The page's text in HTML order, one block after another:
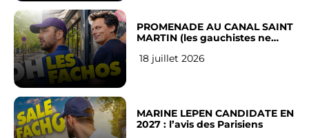
PROMENADE AU CANAL SAINT
MARTIN (les gauchistes ne
18 juillet 2026
MARINE LEPEN CANDIDATE EN
2027 : l’avis des Parisiens